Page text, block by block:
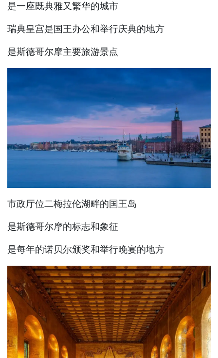
是一座既典雅又繁华的城市
瑞典皇宫是国王办公和举行庆典的地方
是斯德哥尔摩主要旅游景点
市政厅位二梅拉伦湖畔的国王岛
是斯德哥尔摩的标志和象征
是每年的诺贝尔颁奖和举行晚宴的地方